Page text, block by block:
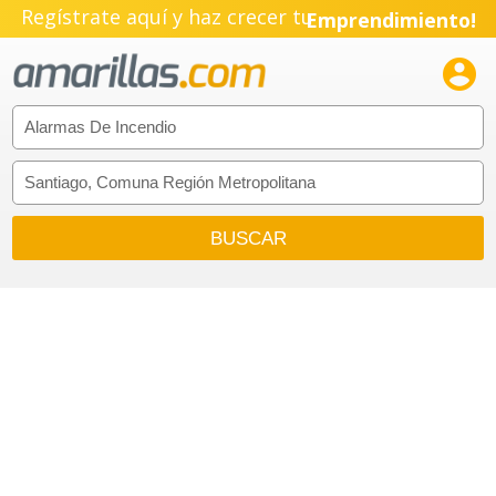
Regístrate aquí y haz crecer tuEmprendimiento!
